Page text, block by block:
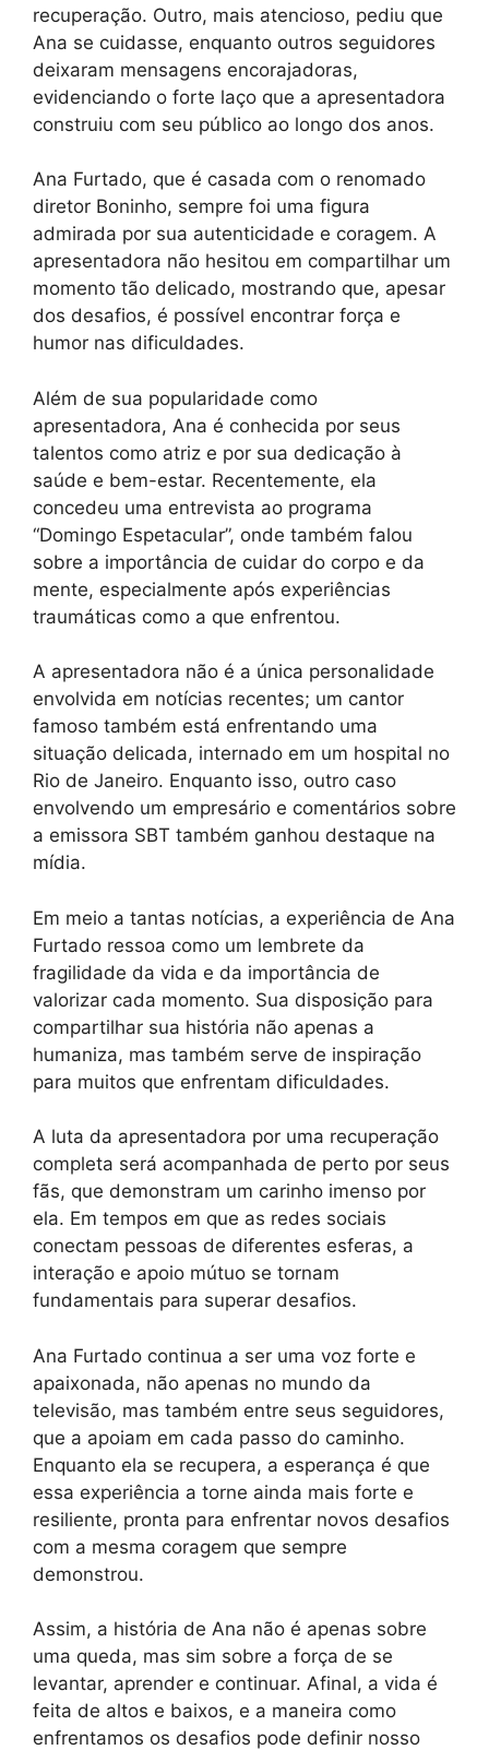
recuperação. Outro, mais atencioso, pediu que
Ana se cuidasse, enquanto outros seguidores
deixaram mensagens encorajadoras,
evidenciando o forte laço que a apresentadora
construiu com seu público ao longo dos anos.
Ana Furtado, que é casada com o renomado
diretor Boninho, sempre foi uma figura
admirada por sua autenticidade e coragem. A
apresentadora não hesitou em compartilhar um
momento tão delicado, mostrando que, apesar
dos desafios, é possível encontrar força e
humor nas dificuldades.
Além de sua popularidade como
apresentadora, Ana é conhecida por seus
talentos como atriz e por sua dedicação à
saúde e bem-estar. Recentemente, ela
concedeu uma entrevista ao programa
“Domingo Espetacular”, onde também falou
sobre a importância de cuidar do corpo e da
mente, especialmente após experiências
traumáticas como a que enfrentou.
A apresentadora não é a única personalidade
envolvida em notícias recentes; um cantor
famoso também está enfrentando uma
situação delicada, internado em um hospital no
Rio de Janeiro. Enquanto isso, outro caso
envolvendo um empresário e comentários sobre
a emissora SBT também ganhou destaque na
mídia.
Em meio a tantas notícias, a experiência de Ana
Furtado ressoa como um lembrete da
fragilidade da vida e da importância de
valorizar cada momento. Sua disposição para
compartilhar sua história não apenas a
humaniza, mas também serve de inspiração
para muitos que enfrentam dificuldades.
A luta da apresentadora por uma recuperação
completa será acompanhada de perto por seus
fãs, que demonstram um carinho imenso por
ela. Em tempos em que as redes sociais
conectam pessoas de diferentes esferas, a
interação e apoio mútuo se tornam
fundamentais para superar desafios.
Ana Furtado continua a ser uma voz forte e
apaixonada, não apenas no mundo da
televisão, mas também entre seus seguidores,
que a apoiam em cada passo do caminho.
Enquanto ela se recupera, a esperança é que
essa experiência a torne ainda mais forte e
resiliente, pronta para enfrentar novos desafios
com a mesma coragem que sempre
demonstrou.
Assim, a história de Ana não é apenas sobre
uma queda, mas sim sobre a força de se
levantar, aprender e continuar. Afinal, a vida é
feita de altos e baixos, e a maneira como
enfrentamos os desafios pode definir nosso